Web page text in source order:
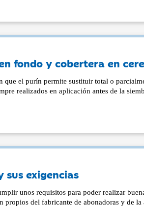
fondo y cobertera en
que el purín permite sustituir total o
realizados en aplicación antes de la
sus exigencias
unos requisitos para poder realizar
propios del fabricante de abonadoras y de